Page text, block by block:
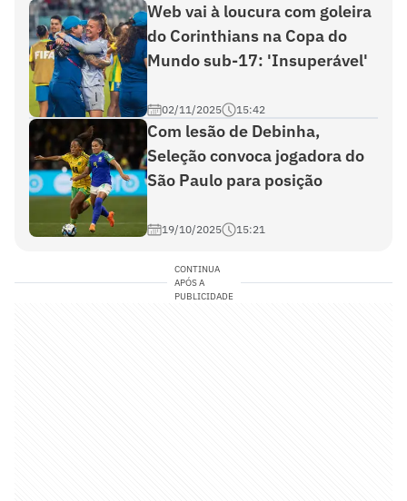
Web vai à loucura com goleira
do Corinthians na Copa do
Mundo sub-17: 'Insuperável'
02/11/2025 15:42
Com lesão de Debinha,
Seleção convoca jogadora do
São Paulo para posição
19/10/2025 15:21
CONTINUA
APÓS A
PUBLICIDADE